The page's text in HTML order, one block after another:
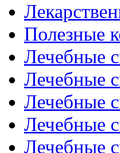
Полезные
Лечебные
Лечебные
Лечебные
Лечебные
Лечебные